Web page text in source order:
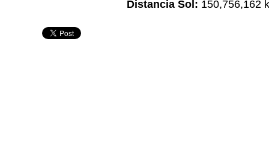
Distancia Sol: 150,756,162